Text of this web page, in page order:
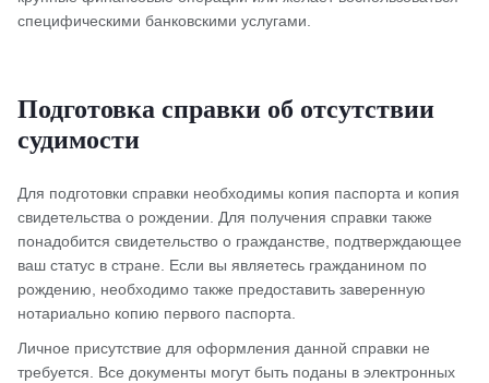
специфическими банковскими услугами.
Подготовка справки об отсутствии
судимости
Для подготовки справки необходимы копия паспорта и копия
свидетельства о рождении. Для получения справки также
понадобится свидетельство о гражданстве, подтверждающее
ваш статус в стране. Если вы являетесь гражданином по
рождению, необходимо также предоставить заверенную
нотариально копию первого паспорта.
Личное присутствие для оформления данной справки не
требуется. Все документы могут быть поданы в электронных